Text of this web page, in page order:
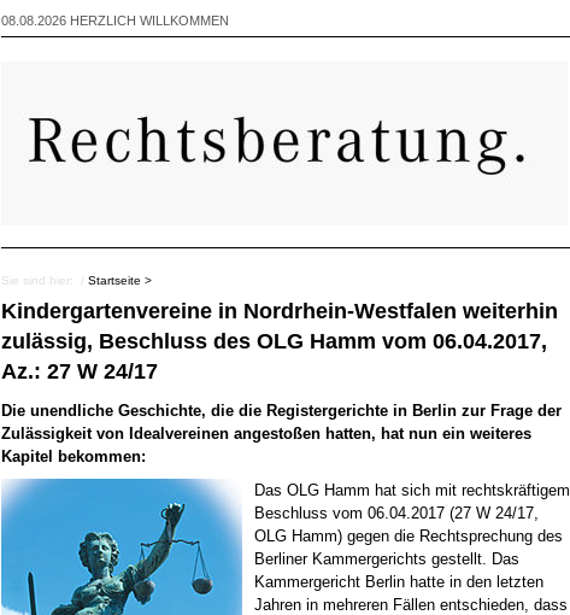
08.08.2026 HERZLICH WILLKOMMEN
Sie sind hier: / Startseite >
Kindergartenvereine in Nordrhein-Westfalen weiterhin
zulässig, Beschluss des OLG Hamm vom 06.04.2017,
Az.: 27 W 24/17
Die unendliche Geschichte, die die Registergerichte in Berlin zur Frage der
Zulässigkeit von Idealvereinen angestoßen hatten, hat nun ein weiteres
Kapitel bekommen:
Das OLG Hamm hat sich mit rechtskräftigem
Beschluss vom 06.04.2017 (27 W 24/17,
OLG Hamm) gegen die Rechtsprechung des
Berliner Kammergerichts gestellt. Das
Kammergericht Berlin hatte in den letzten
Jahren in mehreren Fällen entschieden, dass